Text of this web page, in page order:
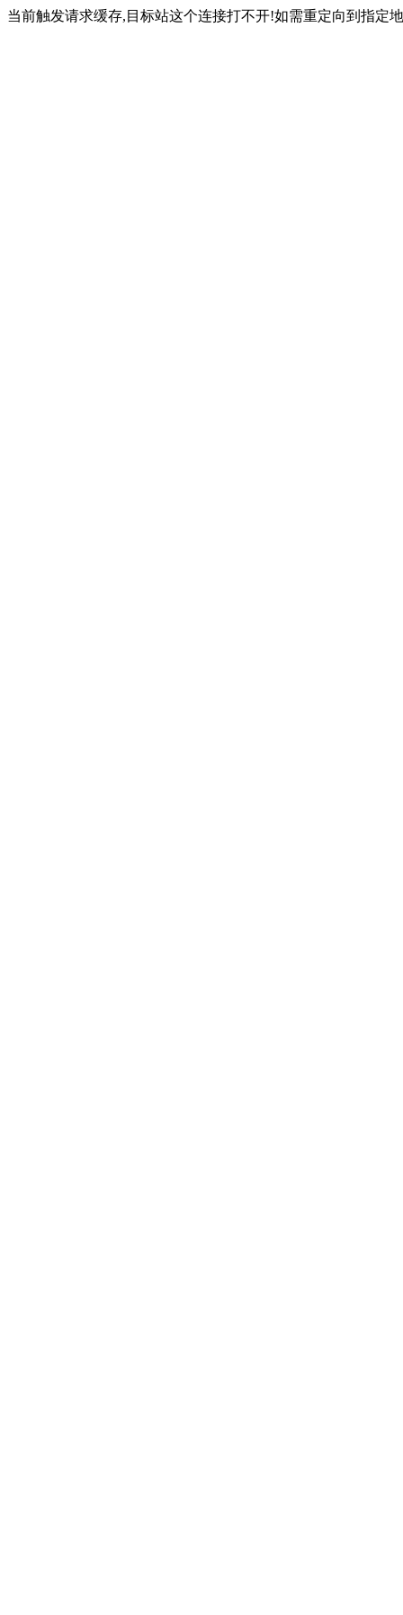
当前触发请求缓存,目标站这个连接打不开!如需重定向到指定